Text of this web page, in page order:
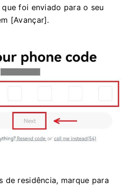
foi enviado para o seu
[Avançar].
de residência, marque para